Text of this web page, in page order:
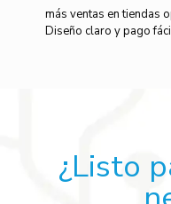
más ventas en tiendas
Diseño claro y pago
¿Listo